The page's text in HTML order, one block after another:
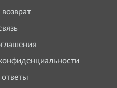
возврат